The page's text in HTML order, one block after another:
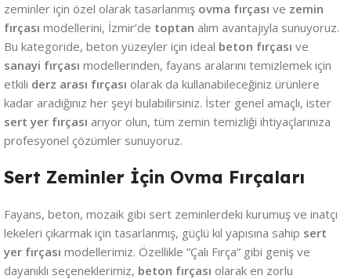
zeminler için özel olarak tasarlanmış ovma fırçası ve zemin
fırçası modellerini, İzmir’de toptan alım avantajıyla sunuyoruz.
Bu kategoride, beton yüzeyler için ideal beton fırçası ve
sanayi fırçası modellerinden, fayans aralarını temizlemek için
etkili derz arası fırçası olarak da kullanabileceğiniz ürünlere
kadar aradığınız her şeyi bulabilirsiniz. İster genel amaçlı, ister
sert yer fırçası arıyor olun, tüm zemin temizliği ihtiyaçlarınıza
profesyonel çözümler sunuyoruz.
Sert Zeminler İçin Ovma Fırçaları
Fayans, beton, mozaik gibi sert zeminlerdeki kurumuş ve inatçı
lekeleri çıkarmak için tasarlanmış, güçlü kıl yapısına sahip sert
yer fırçası modellerimiz. Özellikle “Çalı Fırça” gibi geniş ve
dayanıklı seçeneklerimiz, beton fırçası olarak en zorlu